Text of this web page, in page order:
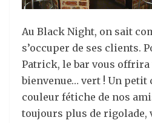
Au Black Night, on sait
s’occuper de ses clients.
Patrick, le bar vous
bienvenue… vert ! Un
couleur fétiche de nos
toujours plus de rigolade,